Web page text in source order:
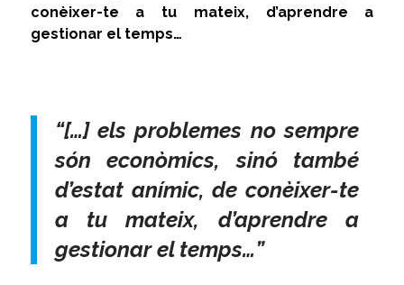
conèixer-te a tu mateix, d’aprendre a
gestionar el temps…
“[…] els problemes no sempre
són econòmics, sinó també
d’estat anímic, de conèixer-te
a tu mateix, d’aprendre a
gestionar el temps…”